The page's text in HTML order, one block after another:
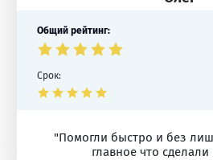
Общий рейтинг:
Срок:
"Помогли быстро и без
главное что